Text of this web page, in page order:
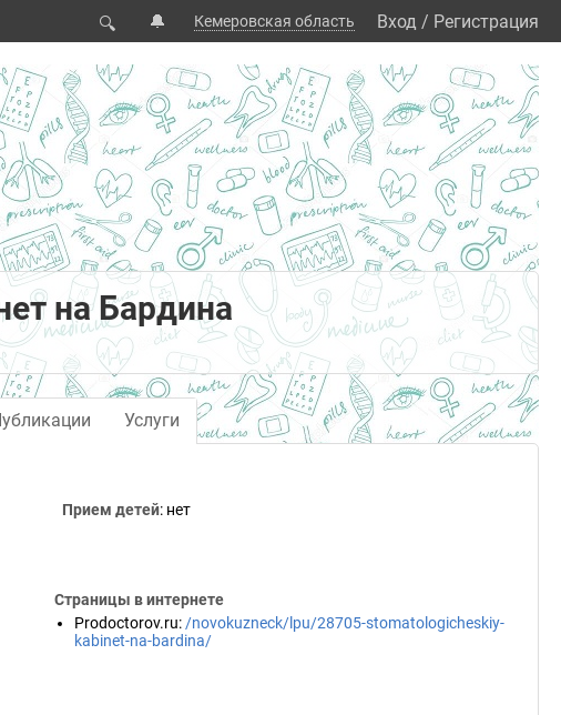
🔍 🔔 Кемеровская область Вход / Регистрация
на Бардина
Услуги
Прием детей: нет
Страницы в интернете
Prodoctorov.ru: /novokuzneck/lpu/28705-stomatologicheskiy-
kabinet-na-bardina/